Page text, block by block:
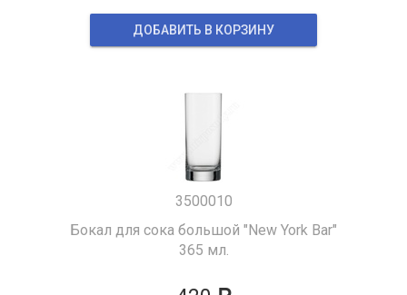
ДОБАВИТЬ В КОРЗИНУ
3500010
Бокал для сока большой "New York Bar"
365 мл.